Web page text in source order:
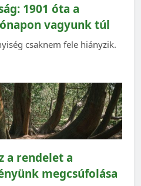
1901 óta a
vagyunk túl
csaknem fele hiányzik.
a rendelet a
megcsúfolása